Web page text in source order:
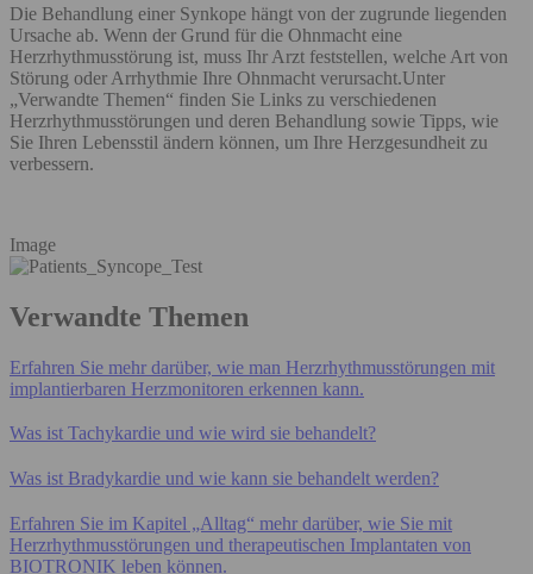
Die Behandlung einer Synkope hängt von der zugrunde liegenden
Ursache ab. Wenn der Grund für die Ohnmacht eine
Herzrhythmusstörung ist, muss Ihr Arzt feststellen, welche Art von
Störung oder Arrhythmie Ihre Ohnmacht verursacht.Unter
„Verwandte Themen“ finden Sie Links zu verschiedenen
Herzrhythmusstörungen und deren Behandlung sowie Tipps, wie
Sie Ihren Lebensstil ändern können, um Ihre Herzgesundheit zu
verbessern.
Image
Verwandte Themen
Erfahren Sie mehr darüber, wie man Herzrhythmusstörungen mit
implantierbaren Herzmonitoren erkennen kann.
Was ist Tachykardie und wie wird sie behandelt?
Was ist Bradykardie und wie kann sie behandelt werden?
Erfahren Sie im Kapitel „Alltag“ mehr darüber, wie Sie mit
Herzrhythmusstörungen und therapeutischen Implantaten von
BIOTRONIK leben können.